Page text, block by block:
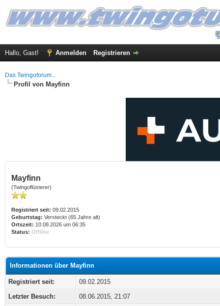
Hallo, Gast! Anmelden Registrieren
Das Twingoforum...
Profil von Mayfinn
Mayfinn
(Twingoflüsterer)
Registriert seit: 09.02.2015
Geburtstag: Versteckt (65 Jahre alt)
Ortszeit: 10.08.2026 um 06:35
Status: Offline
Informationen über Mayfinn
Registriert seit:
09.02.2015
Letzter Besuch:
08.06.2015, 21:07